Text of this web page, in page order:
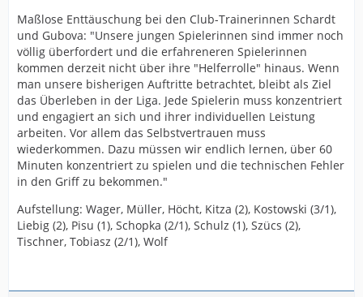
Maßlose Enttäuschung bei den Club-Trainerinnen Schardt
und Gubova: "Unsere jungen Spielerinnen sind immer noch
völlig überfordert und die erfahreneren Spielerinnen
kommen derzeit nicht über ihre "Helferrolle" hinaus. Wenn
man unsere bisherigen Auftritte betrachtet, bleibt als Ziel
das Überleben in der Liga. Jede Spielerin muss konzentriert
und engagiert an sich und ihrer individuellen Leistung
arbeiten. Vor allem das Selbstvertrauen muss
wiederkommen. Dazu müssen wir endlich lernen, über 60
Minuten konzentriert zu spielen und die technischen Fehler
in den Griff zu bekommen."
Aufstellung: Wager, Müller, Höcht, Kitza (2), Kostowski (3/1),
Liebig (2), Pisu (1), Schopka (2/1), Schulz (1), Szücs (2),
Tischner, Tobiasz (2/1), Wolf